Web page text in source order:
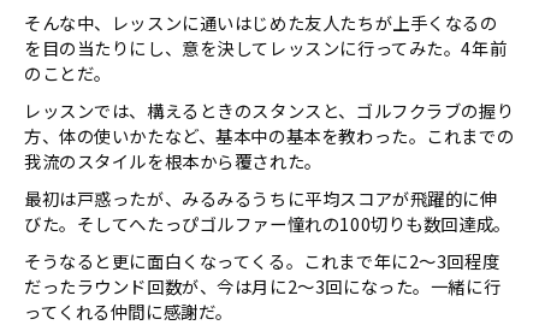
そんな中、レッスンに通いはじめた友人たちが上手くなるの
を目の当たりにし、意を決してレッスンに行ってみた。4年前
のことだ。
レッスンでは、構えるときのスタンスと、ゴルフクラブの握り
方、体の使いかたなど、基本中の基本を教わった。これまでの
我流のスタイルを根本から覆された。
最初は戸惑ったが、みるみるうちに平均スコアが飛躍的に伸
びた。そしてへたっぴゴルファー憧れの100切りも数回達成。
そうなると更に面白くなってくる。これまで年に2～3回程度
だったラウンド回数が、今は月に2～3回になった。一緒に行
ってくれる仲間に感謝だ。